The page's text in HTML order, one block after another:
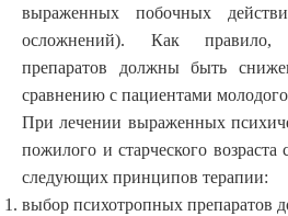
выраженных побочных
осложнений). Как правило,
препаратов должны быть
сравнению с пациентами молодого
При лечении выраженных
пожилого и старческого возраста
следующих принципов терапии:
выбор психотропных препаратов